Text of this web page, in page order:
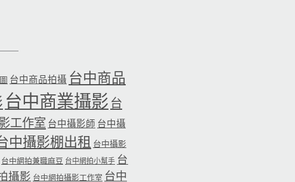
台中商品拍攝 台中商品
台中商業攝影 台
工作室 台中攝影師 台中攝
中攝影棚出租 台中攝影
台中網拍兼職麻豆 台中網拍小幫手 台
攝影 台中網拍攝影工作室 台中